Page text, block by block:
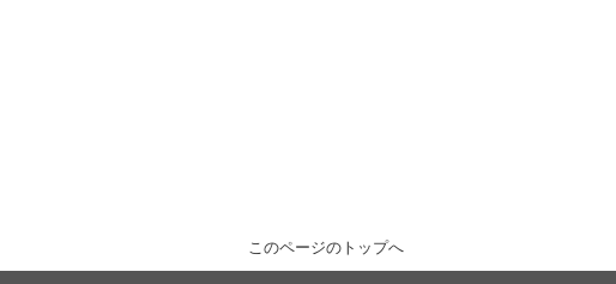
このページのトップへ